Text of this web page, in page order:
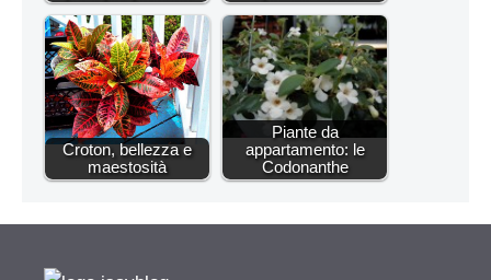
Croton, bellezza e
maestosità
Piante da
appartamento: le
Codonanthe